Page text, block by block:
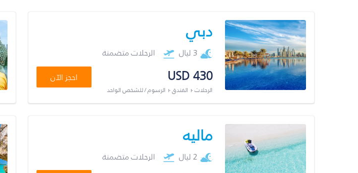
دبي
3 ليال الرحلات متضمنة
USD 430
الرحلات + الفندق + الرسوم / للشخص الواحد
احجز الآن
ماليه
2 ليال الرحلات متضمنة